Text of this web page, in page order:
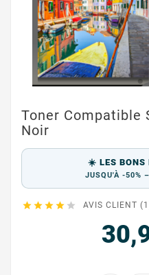
Toner Compatible
Noir
☀️ LES BONS
JUSQU'À -50%
     AVIS CLIENT